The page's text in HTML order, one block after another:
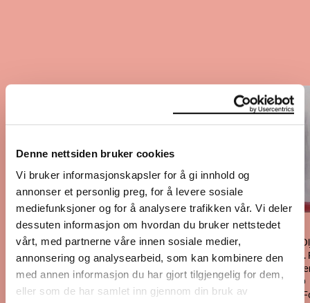
Denne nettsiden bruker cookies
Vi bruker informasjonskapsler for å gi innhold og
annonser et personlig preg, for å levere sosiale
mediefunksjoner og for å analysere trafikken vår. Vi deler
dessuten informasjon om hvordan du bruker nettstedet
vårt, med partnerne våre innen sosiale medier,
annonsering og analysearbeid, som kan kombinere den
med annen informasjon du har gjort tilgjengelig for dem,
eller som de har samlet inn gjennom din bruk av
Marlene Dumas,
Sjenanse, 1991.
lerret. 60 x 50 cm.
eie, Courtesy
Paul Andriesse. ©
Marlene Dumas.
på
1894.
med
2015–
cm.